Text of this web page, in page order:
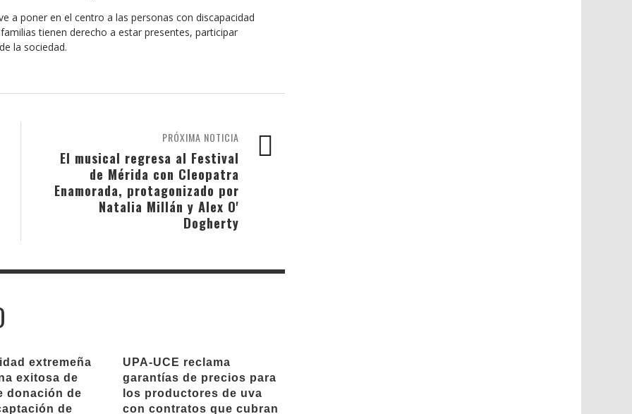
a poner en el centro a las personas con discapacidad
tienen derecho a estar presentes, participar
la sociedad.
PRÓXIMA NOTICIA
El musical regresa al Festival
de Mérida con Cleopatra
Enamorada, protagonizado por
Natalia Millán y Alex O'
Dogherty
extremeña
exitosa de
donación de
de
UPA-UCE reclama
garantías de precios para
los productores de uva
con contratos que cubran